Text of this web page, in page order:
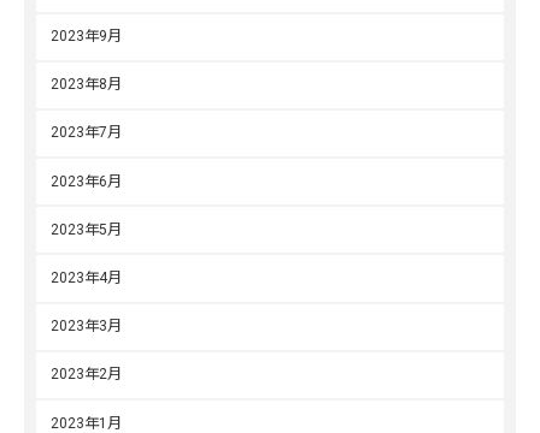
2023年9月
2023年8月
2023年7月
2023年6月
2023年5月
2023年4月
2023年3月
2023年2月
2023年1月